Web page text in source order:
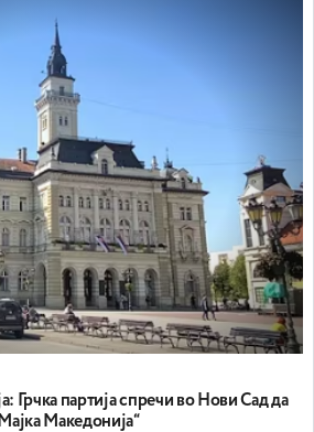
Грчка партија спречи во Нови Сад да
Македонија“